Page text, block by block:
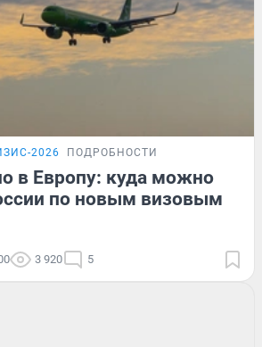
2026 ПОДРОБНОСТИ
в Европу: куда можно
по новым визовым
3 920 5